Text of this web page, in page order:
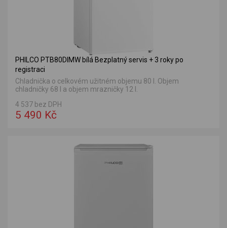
PHILCO PTB80DIMW bílá Bezplatný servis + 3 roky po
registraci
Chladnička o celkovém užitném objemu 80 l. Objem
chladničky 68 l a objem mrazničky 12 l.
4 537 bez DPH
5 490 Kč